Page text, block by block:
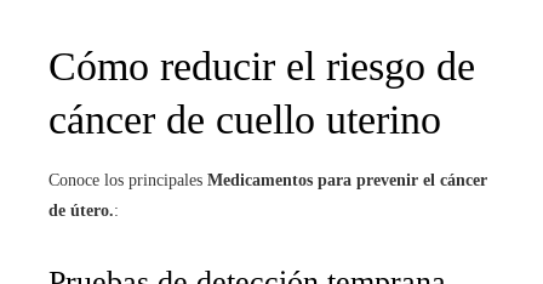
Cómo reducir el riesgo de
cáncer de cuello uterino
Conoce los principales Medicamentos para prevenir el cáncer
de útero.: